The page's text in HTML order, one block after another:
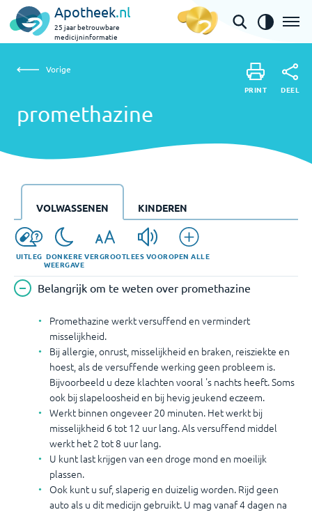
Apotheek.nl
25 jaar betrouwbare
medicijninformatie
promethazine
Vorige
promethazine
PRINT DEEL
UITLEG DONKERE
WEERGAVE
VERGROOTLEES VOOROPEN ALLE
VOLWASSENEN KINDEREN
Belangrijk om te weten over promethazine
Promethazine werkt versuffend en vermindert
misselijkheid.
Bij allergie, onrust, misselijkheid en braken, reisziekte en
hoest, als de versuffende werking geen probleem is.
Bijvoorbeeld u deze klachten vooral 's nachts heeft. Soms
ook bij slapeloosheid en bij hevig jeukend eczeem.
Werkt binnen ongeveer 20 minuten. Het werkt bij
misselijkheid 6 tot 12 uur lang. Als versuffend middel
werkt het 2 tot 8 uur lang.
U kunt last krijgen van een droge mond en moeilijk
plassen.
Ook kunt u suf, slaperig en duizelig worden. Rijd geen
auto als u dit medicijn gebruikt. U mag vanaf 4dagen na